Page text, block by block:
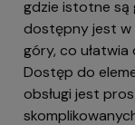
gdzie istotne są
dostępny jest w
góry, co
Dostęp do
obsługi jest